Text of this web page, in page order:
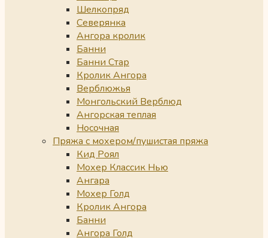
Шелкопряд
Северянка
Ангора кролик
Банни
Банни Стар
Кролик Ангора
Верблюжья
Монгольский Верблюд
Ангорская теплая
Носочная
Пряжа с мохером/пушистая пряжа
Кид Роял
Мохер Классик Нью
Ангара
Мохер Голд
Кролик Ангора
Банни
Ангора Голд